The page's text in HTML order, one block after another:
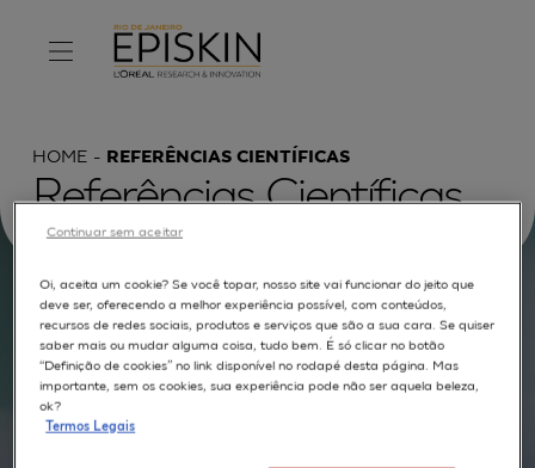
HOME REFERÊNCIAS CIENTÍFICAS
Referências Científicas
Procurar por :
TEXTO COMPLETO MODELOS APLICAÇÕES
AUTORES
Oi, aceita um cookie? Se você topar, nosso site vai funcionar do jeito que
deve ser, oferecendo a melhor experiência possível, com conteúdos,
recursos de redes sociais, produtos e serviços que são a sua cara. Se quiser
saber mais ou mudar alguma coisa, tudo bem. É só clicar no botão
“Definição de cookies” no link disponível no rodapé desta página. Mas
importante, sem os cookies, sua experiência pode não ser aquela beleza,
ok?
Termos Legais
Continuar sem aceitar